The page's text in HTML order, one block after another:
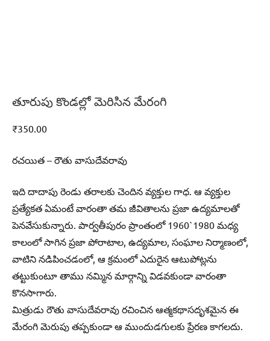
తూరుపు కొండల్లో మెరిసిన మేరంగి
₹350.00
రచయిత – రౌతు వాసుదేవరావు
ఇది దాదాపు రెండు తరాలకు చెందిన వ్యక్తుల గాధ. ఆ వ్యక్తుల
ప్రత్యేకత ఏమంటే వారంతా తమ జీవితాలను ప్రజా ఉద్యమాలతో
పెనవేసుకున్నారు. పార్వతీపురం ప్రాంతంలో 1960`1980 మధ్య
కాలంలో సాగిన ప్రజా పోరాటాల, ఉద్యమాల, సంఘాల నిర్మాణంలో,
వాటిని నడిపించడంలో, ఆ క్రమంలో ఎదురైన ఆటుపోట్లను
తట్టుకుంటూ తాము నమ్మిన మార్గాన్ని విడవకుండా వారంతా
కొనసాగారు.
మిత్రుడు రౌతు వాసుదేవరావు రచించిన ఆత్మకథాసదృశమైన ఈ
మేరంగి మెరుపు తప్పకుండా ఆ ముందుడగులకు ప్రేరణ కాగలదు.